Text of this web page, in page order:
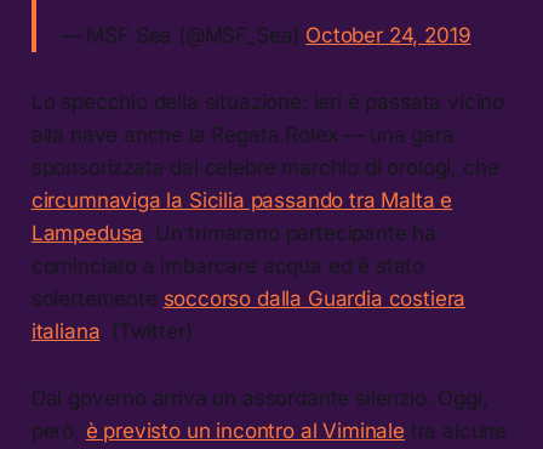
— MSF Sea (@MSF_Sea) October 24, 2019
Lo specchio della situazione: ieri è passata vicino
alla nave anche la Regata Rolex — una gara
sponsorizzata dal celebre marchio di orologi, che
circumnaviga la Sicilia passando tra Malta e
Lampedusa. Un trimarano partecipante ha
cominciato a imbarcare acqua ed è stato
solertemente soccorso dalla Guardia costiera
italiana. (Twitter)
Dal governo arriva un assordante silenzio. Oggi,
però, è previsto un incontro al Viminale tra alcune